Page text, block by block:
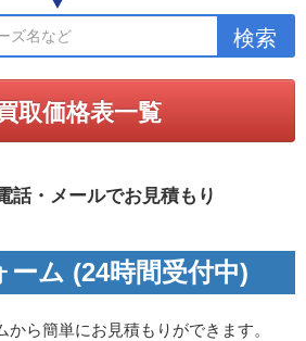
取価格表一覧
話・メールでお見積もり
ーム (24時間受付中)
から簡単にお見積もりができます。